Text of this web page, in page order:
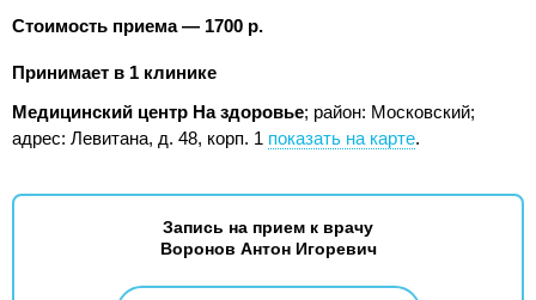
Стоимость приема — 1700 р.
Принимает в 1 клинике
Медицинский центр На здоровье; район: Московский;
адрес: Левитана, д. 48, корп. 1 показать на карте.
Запись на прием к врачу
Воронов Антон Игоревич